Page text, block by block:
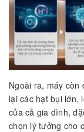
Ngoài ra, máy còn
lại các hạt bụi lớn,
của cả gia đình,
chọn lý tưởng cho